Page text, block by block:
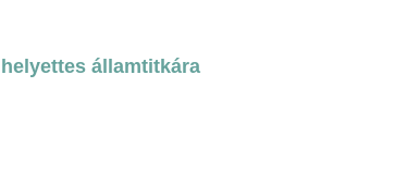
államtitkára